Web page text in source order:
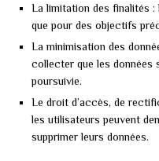
La limitation des finalités :
que pour des objectifs
La minimisation des
collecter que les données
poursuivie.
Le droit d’accès, de
les utilisateurs peuvent
supprimer leurs données.